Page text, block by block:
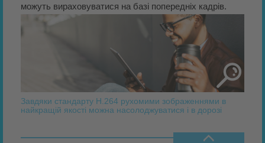
можуть вираховуватися на базі попередніх кадрів.
Завдяки стандарту H.264 рухомими зображеннями в
найкращій якості можна насолоджуватися і в дорозі